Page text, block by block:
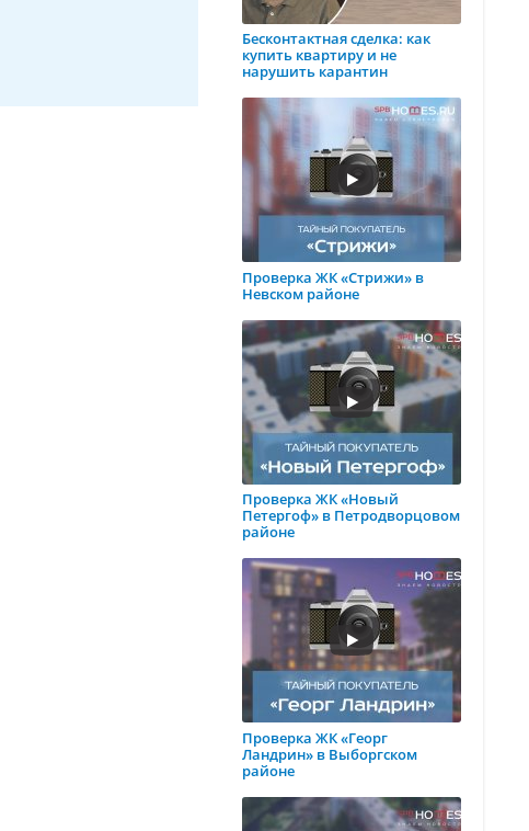
Бесконтактная сделка: как
купить квартиру и не
нарушить карантин
Проверка ЖК «Стрижи» в
Невском районе
Проверка ЖК «Новый
Петергоф» в Петродворцовом
районе
Проверка ЖК «Георг
Ландрин» в Выборгском
районе